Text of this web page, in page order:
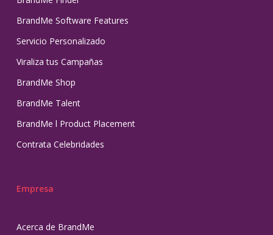
BrandMe Software Features
Servicio Personalizado
Viraliza tus Campañas
BrandMe Shop
BrandMe Talent
BrandMe l Product Placement
Contrata Celebridades
Empresa
Acerca de BrandMe